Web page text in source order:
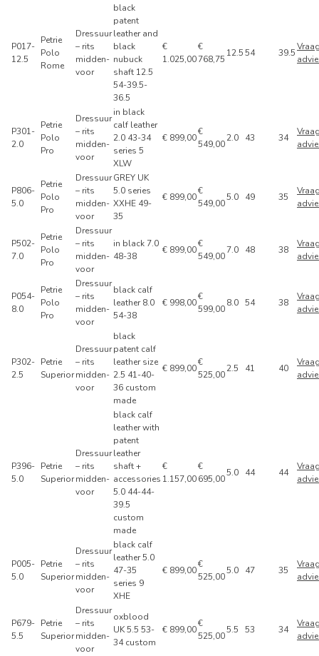
P017-
12.5
Petrie
Polo
Rome
Dressuur
– rits
midden-
voor
black
patent
leather and
black
nubuck
shaft 12.5
54-39.5-
36.5
€
1.025,00
€
768,75
12.554 39.5
P301-
2.0
Petrie
Polo
Pro
Dressuur
– rits
midden-
voor
in black
calf leather
2.0 43-34
series 5
XLW
€ 899,00
€
549,00
2.0 43 34
P806-
5.0
Petrie
Polo
Pro
Dressuur
– rits
midden-
voor
GREY UK
5.0 series
XXHE 49-
35
€ 899,00
€
549,00
5.0 49 35
P502-
7.0
Petrie
Polo
Pro
Dressuur
– rits
midden-
voor
in black 7.0
48-38
€ 899,00
€
549,00
7.0 48 38
P054-
8.0
Petrie
Polo
Pro
Dressuur
– rits
midden-
voor
black calf
leather 8.0
54-38
€ 998,00
€
599,00
8.0 54 38
P302-
2.5
Petrie
Superior
Dressuur
– rits
midden-
voor
black
patent calf
leather size
2.5 41-40-
36 custom
made
€ 899,00
€
525,00
2.5 41 40
P396-
5.0
Petrie
Superior
Dressuur
– rits
midden-
voor
black calf
leather with
patent
leather
shaft +
accessories
5.0 44-44-
39.5
custom
made
€
1.157,00
€
695,00
5.0 44 44
P005-
5.0
Petrie
Superior
Dressuur
– rits
midden-
voor
black calf
leather 5.0
47-35
series 9
XHE
€ 899,00
€
525,00
5.0 47 35
P679-
5.5
Petrie
Superior
Dressuur
– rits
midden-
voor
oxblood
UK 5.5 53-
34 custom
€ 899,00
€
525,00
5.5 53 34